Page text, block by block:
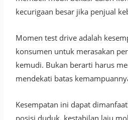
kecurigaan besar jika penjual
Momen test drive adalah
konsumen untuk merasakan
kemudi. Bukan berarti harus
mendekati batas
Kesempatan ini dapat